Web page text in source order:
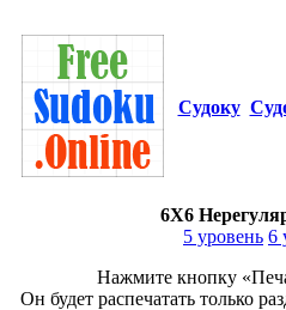
Судоку
6X6
5 уровень 6
Нажмите кнопку
Он будет распечатать только